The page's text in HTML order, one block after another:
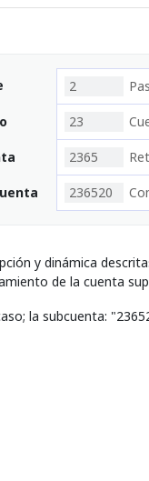
2
23
2365
236520
y dinámica
de la cuenta
la subcuenta: